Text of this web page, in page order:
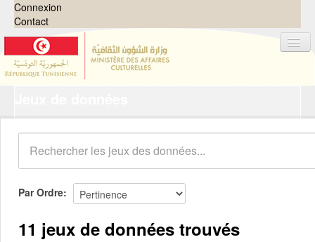
Connexion
Contact
Organisations
Groupes
Demandes 0
À propos
Par Ordre
11 jeux de données trouvés